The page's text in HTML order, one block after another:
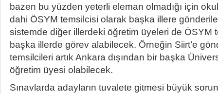
bazen bu yüzden yeterli eleman olmadığı için
dahi ÖSYM temsilcisi olarak başka illere
sistemde diğer illerdeki öğretim üyeleri de ÖSYM
başka illerde görev alabilecek. Örneğin Siirt’e
temsilcileri artık Ankara dışından bir başka
öğretim üyesi olabilecek.
Sınavlarda adayların tuvalete gitmesi büyük